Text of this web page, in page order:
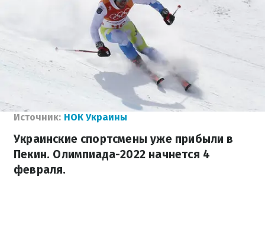
Источник: НОК Украины
Украинские спортсмены уже прибыли в
Пекин. Олимпиада-2022 начнется 4
февраля.